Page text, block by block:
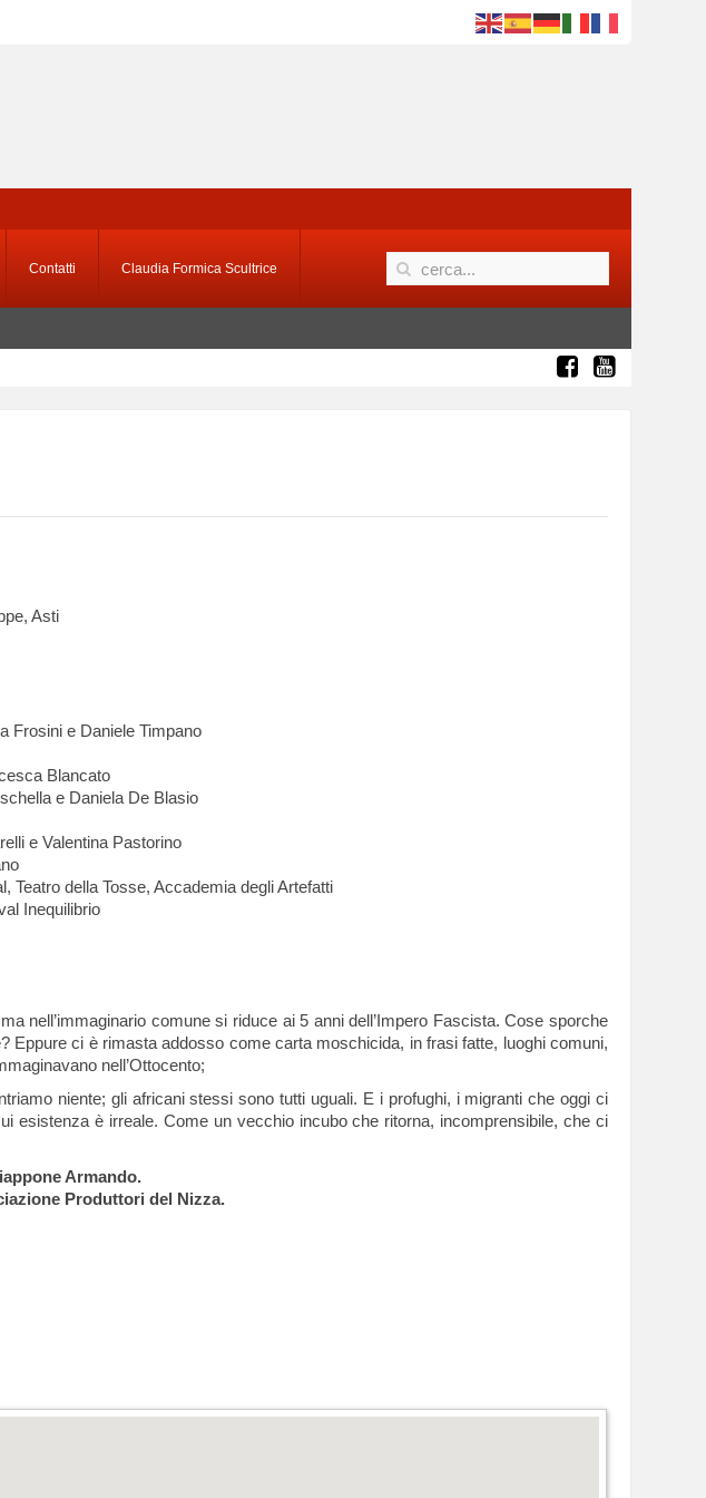
Contatti Claudia Formica Scultrice
Asti
Frosini e Daniele Timpano
Blancato
e Daniela De Blasio
e Valentina Pastorino
Teatro della Tosse, Accademia degli Artefatti
Inequilibrio
nell’immaginario comune si riduce ai 5 anni dell’Impero Fascista. Cose sporche
Eppure ci è rimasta addosso come carta moschicida, in frasi fatte, luoghi comuni,
nell’Ottocento;
niente; gli africani stessi sono tutti uguali. E i profughi, i migranti che oggi ci
esistenza è irreale. Come un vecchio incubo che ritorna, incomprensibile, che ci
Armando.
Produttori del Nizza.